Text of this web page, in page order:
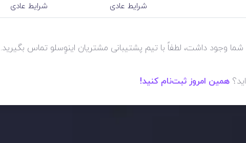
شرایط عادی شرایط عادی
شما وجود داشت، لطفاً با تیم پشتیبانی مشتریان اینوِسلو تماس
همین امروز ثبت‌نام کنید!